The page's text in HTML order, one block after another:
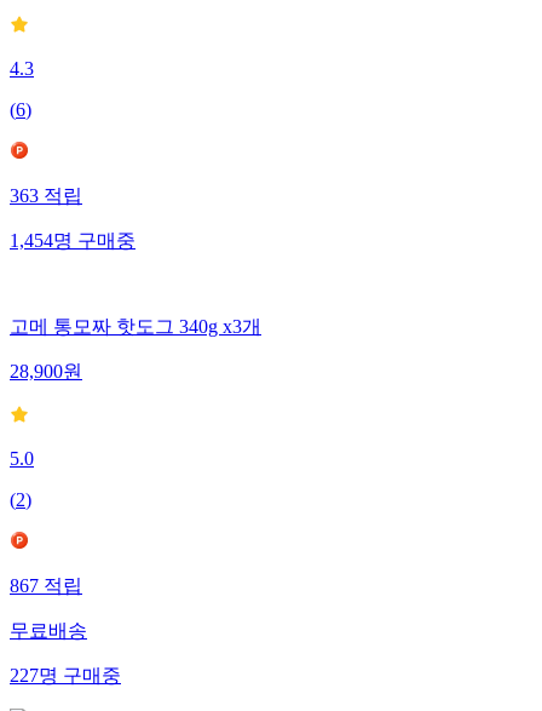
4.3
(6)
363적립
1,454명구매중
고메 통모짜 핫도그 340g x3개
28,900원
5.0
(2)
867적립
무료배송
227명구매중